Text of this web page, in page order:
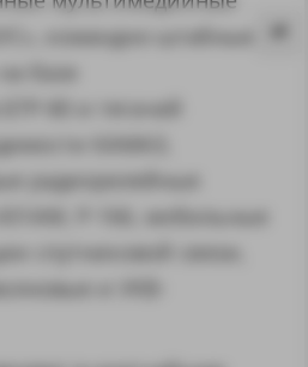
командно-штабные
базе
80 и тягачей
КАМАЗ,
радиорелейные
Р-166, мобильные
спутниковой связи,
и УКВ-